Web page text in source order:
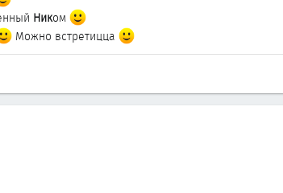
Ником
Можно встретицца